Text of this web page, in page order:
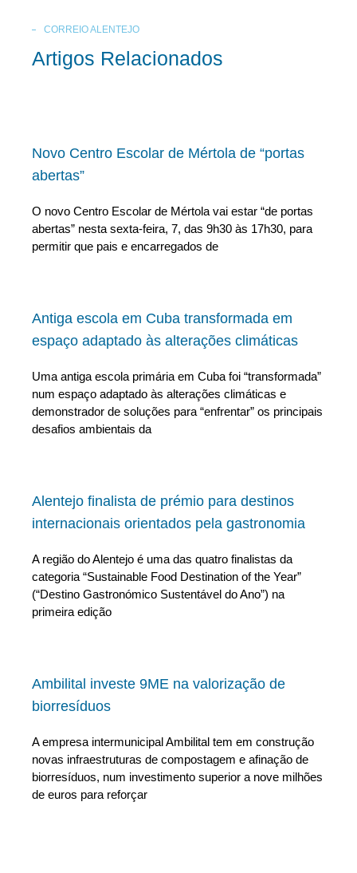
CORREIO ALENTEJO
Artigos Relacionados
Novo Centro Escolar de Mértola de “portas
abertas”
O novo Centro Escolar de Mértola vai estar “de portas
abertas” nesta sexta-feira, 7, das 9h30 às 17h30, para
permitir que pais e encarregados de
Antiga escola em Cuba transformada em
espaço adaptado às alterações climáticas
Uma antiga escola primária em Cuba foi “transformada”
num espaço adaptado às alterações climáticas e
demonstrador de soluções para “enfrentar” os principais
desafios ambientais da
Alentejo finalista de prémio para destinos
internacionais orientados pela gastronomia
A região do Alentejo é uma das quatro finalistas da
categoria “Sustainable Food Destination of the Year”
(“Destino Gastronómico Sustentável do Ano”) na
primeira edição
Ambilital investe 9ME na valorização de
biorresíduos
A empresa intermunicipal Ambilital tem em construção
novas infraestruturas de compostagem e afinação de
biorresíduos, num investimento superior a nove milhões
de euros para reforçar